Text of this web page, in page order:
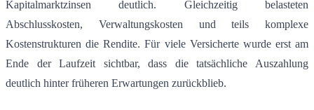
Kapitalmarktzinsen deutlich. Gleichzeitig belasteten
Abschlusskosten, Verwaltungskosten und teils komplexe
Kostenstrukturen die Rendite. Für viele Versicherte wurde erst am
Ende der Laufzeit sichtbar, dass die tatsächliche Auszahlung
deutlich hinter früheren Erwartungen zurückblieb.